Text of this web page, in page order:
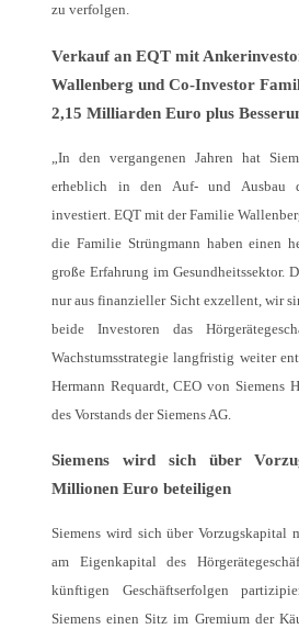
zu verfolgen.
Verkauf an EQT mit
Wallenberg und Co-Investor
2,15 Milliarden Euro plus
„In den vergangenen Jahren hat
erheblich in den Auf- und Ausbau
investiert. EQT mit der Familie
die Familie Strüngmann haben einen
große Erfahrung im Gesundheitssektor.
nur aus finanzieller Sicht exzellent, wir
beide Investoren das
Wachstumsstrategie langfristig weiter
Hermann Requardt, CEO von Siemens
des Vorstands der Siemens AG.
Siemens wird sich über
Millionen Euro beteiligen
Siemens wird sich über
am Eigenkapital des
künftigen Geschäftserfolgen
Siemens einen Sitz im Gremium der